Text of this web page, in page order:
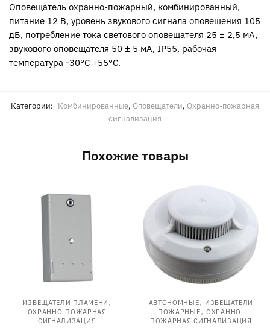
Оповещатель охранно-пожарный, комбинированный,
питание 12 В, уровень звукового сигнала оповещения 105
дБ, потребление тока светового оповещателя 25 ± 2,5 мА,
звукового оповещателя 50 ± 5 мА, IP55, рабочая
температура -30°С +55°C.
Категории: Комбинированные, Оповещатели, Охранно-пожарная
сигнализация
Похожие товары
ИЗВЕЩАТЕЛИ ПЛАМЕНИ ,
ОХРАННО-ПОЖАРНАЯ
СИГНАЛИЗАЦИЯ
АВТОНОМНЫЕ, ИЗВЕЩАТЕЛИ
ПОЖАРНЫЕ, ОХРАННО-
ПОЖАРНАЯ СИГНАЛИЗАЦИЯ